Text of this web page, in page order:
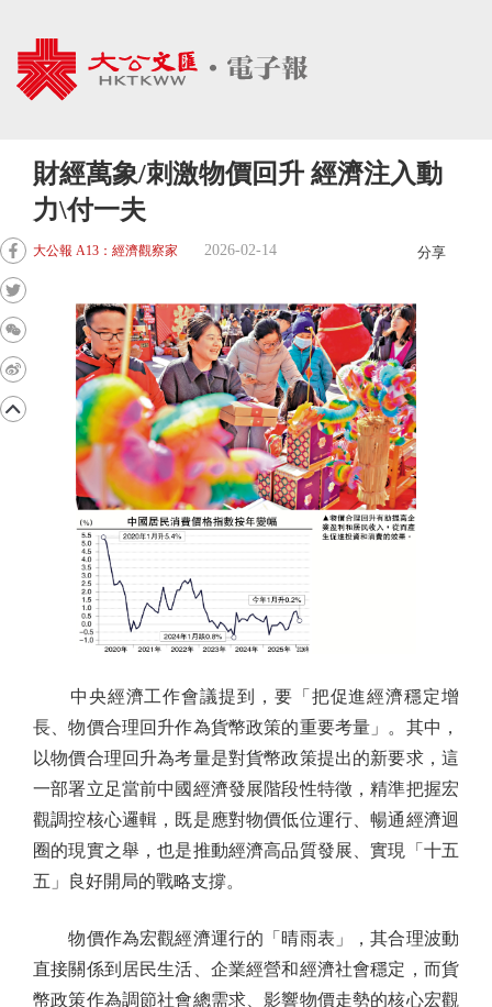
財經萬象/刺激物價回升 經濟注入動
力\付一夫
大公報 A13：經濟觀察家 2026-02-14 分享
中央經濟工作會議提到，要「把促進經濟穩定增
長、物價合理回升作為貨幣政策的重要考量」。其中，
以物價合理回升為考量是對貨幣政策提出的新要求，這
一部署立足當前中國經濟發展階段性特徵，精準把握宏
觀調控核心邏輯，既是應對物價低位運行、暢通經濟迴
圈的現實之舉，也是推動經濟高品質發展、實現「十五
五」良好開局的戰略支撐。
物價作為宏觀經濟運行的「晴雨表」，其合理波動
直接關係到居民生活、企業經營和經濟社會穩定，而貨
幣政策作為調節社會總需求、影響物價走勢的核心宏觀